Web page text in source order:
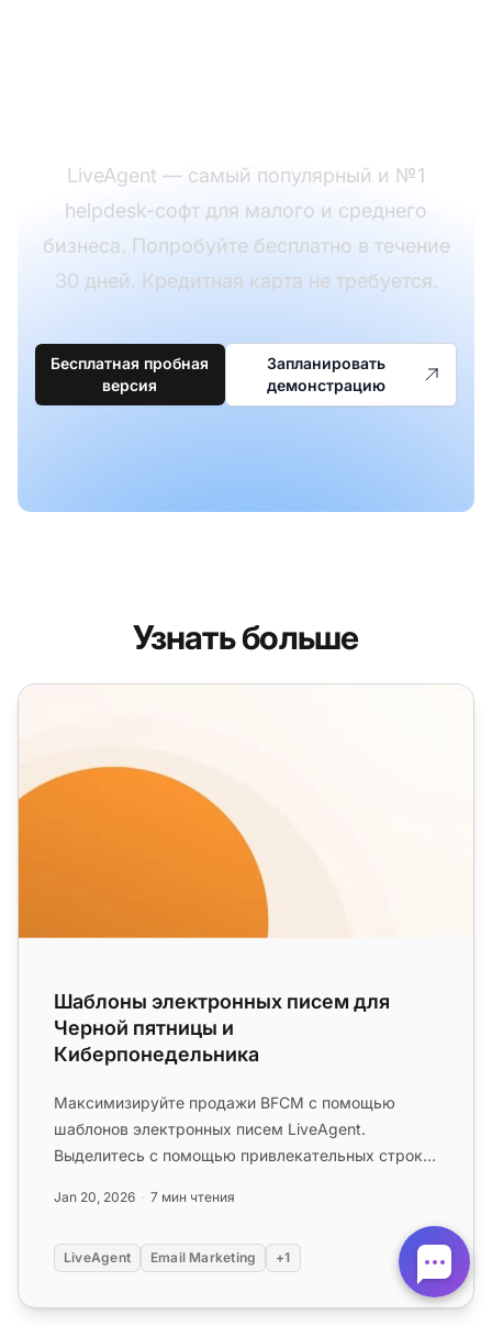
LiveAgent — самый популярный и №1
helpdesk-софт для малого и среднего
бизнеса. Попробуйте бесплатно в течение
30 дней. Кредитная карта не требуется.
Бесплатная пробная
версия
Запланировать
демонстрацию
Узнать больше
Шаблоны электронных писем для Черной пятницы и
Шаблоны электронных писем для
Черной пятницы и
Киберпонедельника
Максимизируйте продажи BFCM с помощью
шаблонов электронных писем LiveAgent.
Выделитесь с помощью привлекательных строк
Jan 20, 2026 7 мин чтения
LiveAgent Email Marketing +1